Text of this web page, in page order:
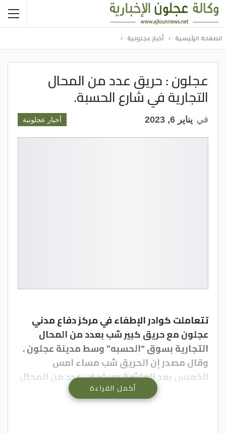
الصفحة الرئيسية أخبار عجلونية
عجلون : حريق عدد من المحال
التجارية في شارع الحسبة.
أخبار عجلونية في يناير 6, 2023
تتعاملت كوادر الإطفاء في مركز دفاع مدني
عجلون مع حريق كبير شب بعدد من المحال
التجارية بسوق “الحسبه” وسط مدينة عجلون .
وقال مصدر إن الحريق شب مساء امس
الخميس بعد العاشرة مساء في عدد من المحال
التجارية، حيث تمكنت طواقم الإطفاء من
السيطرة على الحريق ومنع إمتداده لمحال
أكمل القراءة